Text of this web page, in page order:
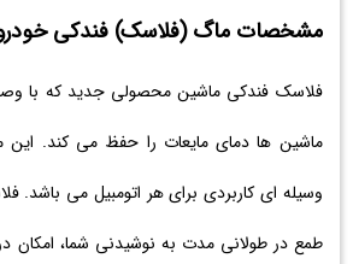
مشخصات ماگ (فلاسک) فندکی
فلاسک فندکی ماشین محصولی جدید که با
وسیله ای کاربردی برای هر اتومبیل می باشد.
طمع در طولانی مدت به نوشیدنی شما،